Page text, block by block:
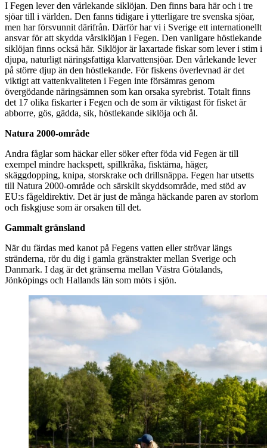
I Fegen lever den vårlekande siklöjan. Den finns bara här och i tre
sjöar till i världen. Den fanns tidigare i ytterligare tre svenska sjöar,
men har försvunnit därifrån. Därför har vi i Sverige ett internationellt
ansvar för att skydda vårsiklöjan i Fegen. Den vanligare höstlekande
siklöjan finns också här. Siklöjor är laxartade fiskar som lever i stim i
djupa, naturligt näringsfattiga klarvattensjöar. Den vårlekande lever
på större djup än den höstlekande. För fiskens överlevnad är det
viktigt att vattenkvaliteten i Fegen inte försämras genom
övergödande näringsämnen som kan orsaka syrebrist. Totalt finns
det 17 olika fiskarter i Fegen och de som är viktigast för fisket är
abborre, gös, gädda, sik, höstlekande siklöja och ål.
Natura 2000-område
Andra fåglar som häckar eller söker efter föda vid Fegen är till
exempel mindre hackspett, spillkråka, fisktärna, häger,
skäggdopping, knipa, storskrake och drillsnäppa. Fegen har utsetts
till Natura 2000-område och särskilt skyddsområde, med stöd av
EU:s fågeldirektiv. Det är just de många häckande paren av storlom
och fiskgjuse som är orsaken till det.
Gammalt gränsland
När du färdas med kanot på Fegens vatten eller strövar längs
stränderna, rör du dig i gamla gränstrakter mellan Sverige och
Danmark. I dag är det gränserna mellan Västra Götalands,
Jönköpings och Hallands län som möts i sjön.